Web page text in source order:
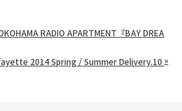
RADIO APARTMENT『BAY DREA
2014 Spring / Summer Delivery.10 »